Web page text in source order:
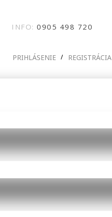
INFO: 0905 498 720
PRIHLÁSENIE REGISTRÁCIA